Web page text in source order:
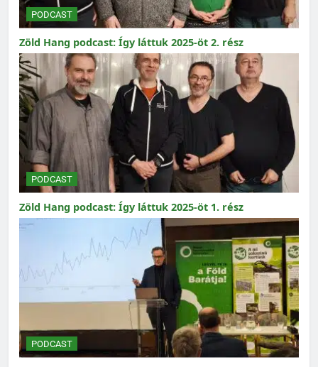
PODCAST
Zöld Hang podcast: Így láttuk 2025-öt 2. rész
PODCAST
Zöld Hang podcast: Így láttuk 2025-öt 1. rész
PODCAST